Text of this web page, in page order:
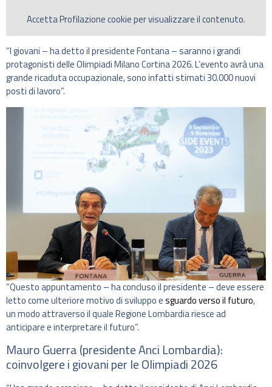
AccettaProfilazionecookie per visualizzare il contenuto.
“I giovani – ha detto il presidente Fontana – saranno i grandi
protagonisti delle Olimpiadi Milano Cortina 2026. L’evento avrà una
grande ricaduta occupazionale, sono infatti stimati 30.000 nuovi
posti di lavoro”.
“Questo appuntamento – ha concluso il presidente – deve essere
letto come ulteriore motivo di sviluppo esguardo verso il futuro,
un modo attraverso il quale Regione Lombardia riesce ad
anticipare e interpretare il futuro”.
Mauro Guerra (presidente Anci Lombardia):
coinvolgere i giovani per le Olimpiadi 2026